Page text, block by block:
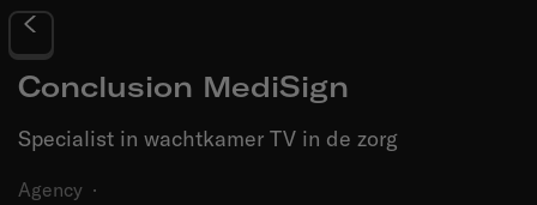
Conclusion MediSign
Specialist in wachtkamer TV in de zorg
Agency ·